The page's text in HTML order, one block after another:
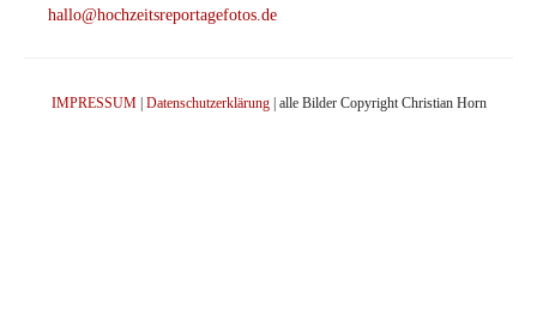
hallo@hochzeitsreportagefotos.de
IMPRESSUM| Datenschutzerklärung| alle Bilder Copyright Christian Horn